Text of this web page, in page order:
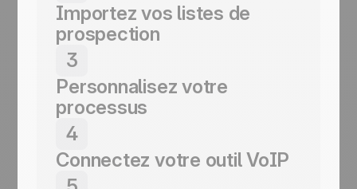
Importez vos listes de
prospection
Importez vos leads depuis n'importe quelle
source en quelques clics, sans effort.
3
Personnalisez votre
processus
Créez un workflow d'appels qui colle à
votre façon de travailler.
4
Connectez votre outil VoIP
Intégrez votre solution VoIP en quelques